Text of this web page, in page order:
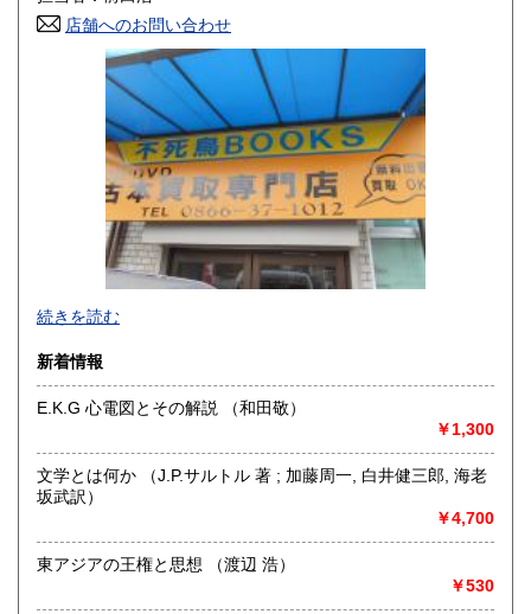
300円 広島県
300円 徳島県
300円 愛媛県
300円 福岡県
300円 長崎県
熊本県
宮崎県
沖縄県 300円
店舗へのお問い合わせ
不死鳥BOOKSでは、書籍だけでなくCD、DVD、レコード、
ゲーム、おもちゃ、骨董品まであらゆるものの買い取りがで
にお問い合わせください。出張費は、無料です。
沿線名：伯備線・桃太郎線(吉備線)
営業時間：9時から17時
定休日：年中無休
不死鳥BOOKSでは、書籍だけでなくCD、DVD、レコード、
ゲーム、おもちゃ、骨董品まであらゆるものの買い取りがで
続きを読む
新着情報
E.K.G 心電図とその解説 （和田敬）
￥1,300
文学とは何か （J.P.サルトル 著 ; 加藤周一, 白井健三郎, 海老
坂武訳）
￥4,700
東アジアの王権と思想 （渡辺 浩）
￥530